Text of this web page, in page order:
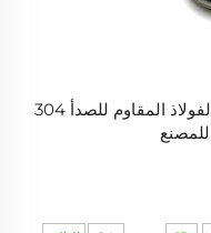
خطاف خرساني جاف J-Shape من الفولاذ المقاوم للصدأ 304